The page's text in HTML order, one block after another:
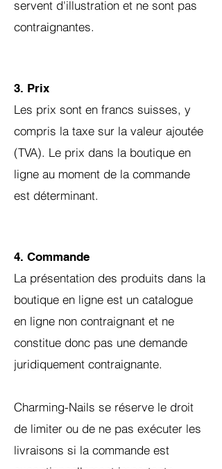
servent d'illustration et ne sont pas
contraignantes.
3. Prix
Les prix sont en francs suisses, y
compris la taxe sur la valeur ajoutée
(TVA). Le prix dans la boutique en
ligne au moment de la commande
est déterminant.
4. Commande
La présentation des produits dans la
boutique en ligne est un catalogue
en ligne non contraignant et ne
constitue donc pas une demande
juridiquement contraignante.
Charming-Nails se réserve le droit
de limiter ou de ne pas exécuter les
livraisons si la commande est